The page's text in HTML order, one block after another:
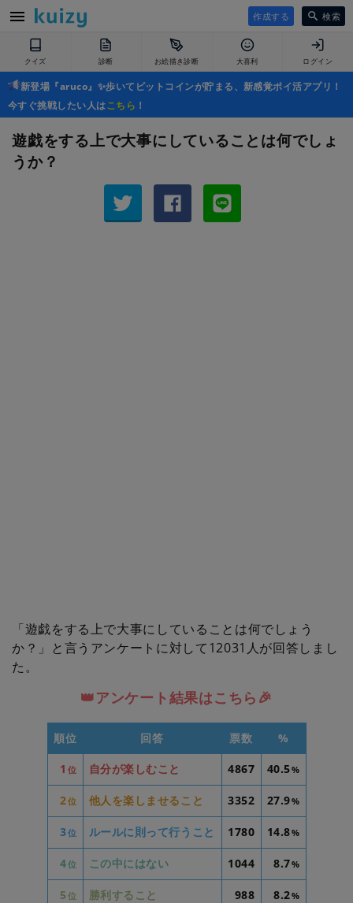
作成する 検索
クイズ 診断 お絵描き診断 大喜利 ログイン
新登場『aruco』✨歩いてビットコインが貯まる、新感覚ポイ活アプリ！
今すぐ挑戦したい人はこちら ！
遊戯をする上で大事にしていることは何でしょ
うか？
「遊戯をする上で大事にしていることは何でしょう
か？」と言うアンケートに対して12031人が回答しまし
た。
👑アンケート結果はこちら🎉
順位 回答 票数 %
1 位 自分が楽しむこと 4867 40.5%
2位 他人を楽しませること 3352 27.9%
3位 ルールに則って行うこと 1780 14.8%
4位 この中にはない 1044 8.7%
5 位 勝利すること 988 8.2%